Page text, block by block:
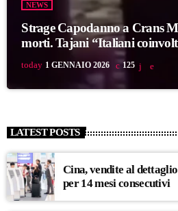
NEWS
Strage Capodanno a Crans
morti. Tajani “Italiani
today 1 GENNAIO 2026 125
LATEST POSTS
Cina, vendite al
per 14 mesi consecutivi